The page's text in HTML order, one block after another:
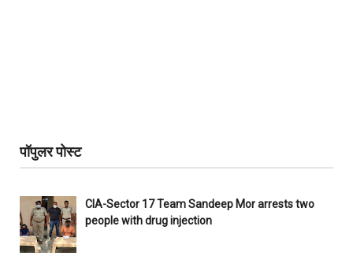
पॉपुलर पोस्ट
CIA-Sector 17 Team Sandeep Mor arrests two
people with drug injection